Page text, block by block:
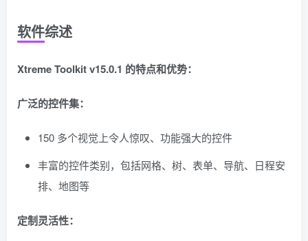
软件综述
Xtreme Toolkit v15.0.1 的特点和优势：
广泛的控件集：
150 多个视觉上令人惊叹、功能强大的控件
丰富的控件类别，包括网格、树、表单、导航、日程安
排、地图等
定制灵活性：